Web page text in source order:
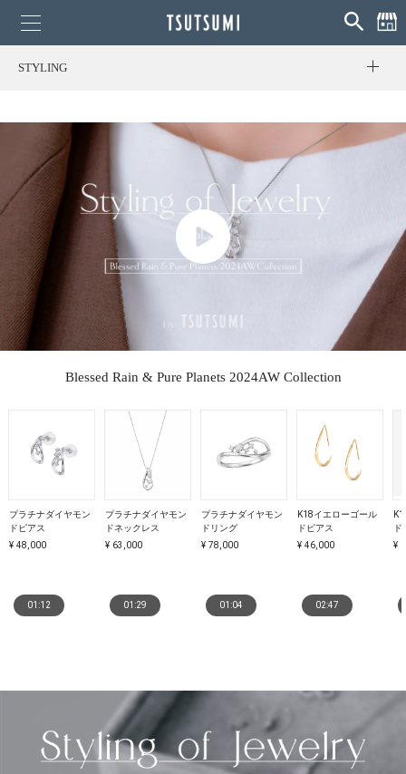
STYLING
Blessed Rain & Pure Planets 2024AW Collection
プラチナダイヤモン
ドピアス
¥ 48,000
01:12
プラチナダイヤモン
ドネックレス
¥ 63,000
01:29
プラチナダイヤモン
ドリング
¥ 78,000
01:04
K18イエローゴール
ドピアス
¥ 46,000
02:47
¥